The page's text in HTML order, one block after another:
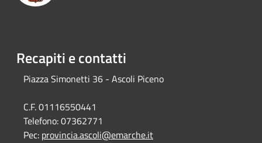
Recapiti e contatti
Piazza Simonetti 36 - Ascoli Piceno
C.F. 01116550441
Telefono:07362771
Pec: provincia.ascoli@emarche.it